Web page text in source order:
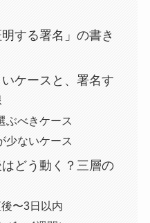
する署名」の書き
ケースと、署名す
ぶべきケース
少ないケース
どう動く？三層の
〜3日以内